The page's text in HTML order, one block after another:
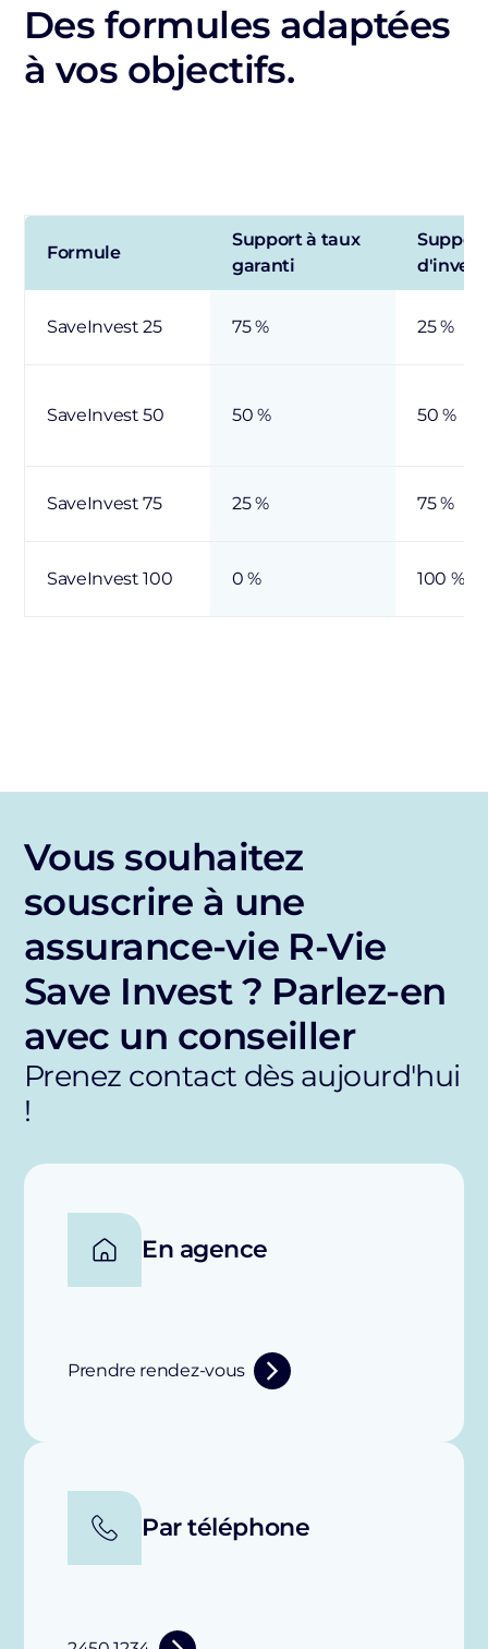
Des formules adaptées
à vos objectifs.
Formule
Support à taux
garanti
Support
SaveInvest 25 75 % 25 %
SaveInvest 50 50 % 50 %
SaveInvest 75 25 % 75 %
SaveInvest 100 0 % 100 %
Vous souhaitez
souscrire à une
assurance-vie R-Vie
Save Invest ? Parlez-en
avec un conseiller
Prenez contact dès aujourd'hui
!
En agence
Prendre rendez-vous
Par téléphone